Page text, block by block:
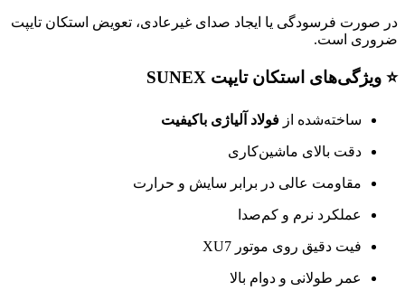
در صورت فرسودگی یا ایجاد صدای غیرعادی، تعویض استکان تایپت
ضروری است.
⭐ ویژگی‌های استکان تایپت SUNEX
ساخته‌شده از فولاد آلیاژی باکیفیت
دقت بالای ماشین‌کاری
مقاومت عالی در برابر سایش و حرارت
عملکرد نرم و کم‌صدا
فیت دقیق روی موتور XU7
عمر طولانی و دوام بالا